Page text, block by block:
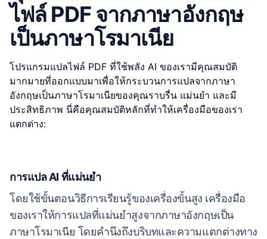
ไฟล์ PDF จากภาษาอังกฤษ
เป็นภาษาโรมาเนีย
โปรแกรมแปลไฟล์ PDF ที่ใช้พลัง AI ของเรามีคุณสมบัติ
มากมายที่ออกแบบมาเพื่อให้กระบวนการแปลจากภาษา
อังกฤษเป็นภาษาโรมาเนียของคุณราบรื่น แม่นยำ และมี
ประสิทธิภาพ นี่คือคุณสมบัติหลักที่ทำให้เครื่องมือของเรา
แตกต่าง:
การแปล AI ที่แม่นยำ
โดยใช้ขั้นตอนวิธีการเรียนรู้ของเครื่องขั้นสูง เครื่องมือ
ของเราให้การแปลที่แม่นยำสูงจากภาษาอังกฤษเป็น
ภาษาโรมาเนีย โดยคำนึงถึงบริบทและความแตกต่างทาง